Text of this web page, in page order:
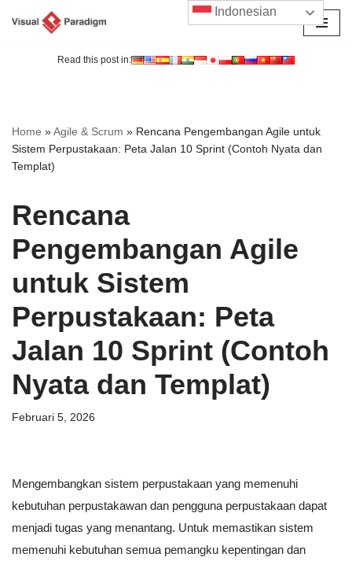
Read this post in:
Home »Agile & Scrum » Rencana Pengembangan Agile untuk
Sistem Perpustakaan: Peta Jalan 10 Sprint (Contoh Nyata dan
Templat)
Rencana
Pengembangan Agile
untuk Sistem
Perpustakaan: Peta
Jalan 10 Sprint (Contoh
Nyata dan Templat)
Februari 5, 2026
Mengembangkan sistem perpustakaan yang memenuhi
kebutuhan perpustakawan dan pengguna perpustakaan dapat
menjadi tugas yang menantang. Untuk memastikan sistem
memenuhi kebutuhan semua pemangku kepentingan dan
Indonesian